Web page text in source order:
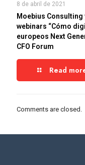
8 de abril de 2021
Moebius
webinars “Cómo
europeos Next
CFO Forum
Read
Comments are closed.